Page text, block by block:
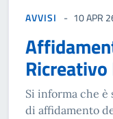
AVVISI 10 APR
Si informa che
di affidamento